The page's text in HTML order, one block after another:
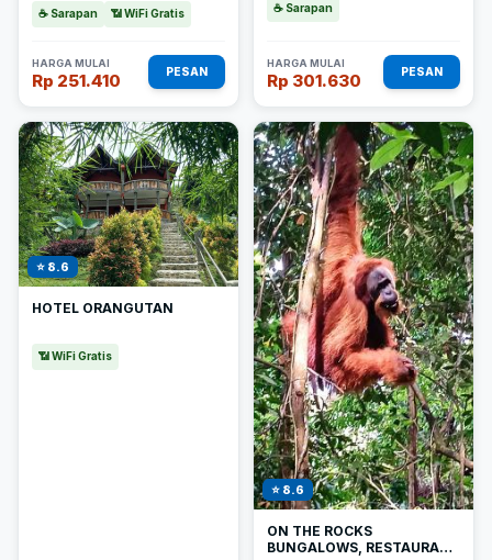
☕ Sarapan 📶 WiFi Gratis
HARGA MULAI
Rp 251.410 PESAN
☕ Sarapan
HARGA MULAI
Rp 301.630 PESAN
⭐ 8.6
HOTEL ORANGUTAN
📶 WiFi Gratis
⭐ 8.6
ON THE ROCKS
BUNGALOWS, RESTAURANT